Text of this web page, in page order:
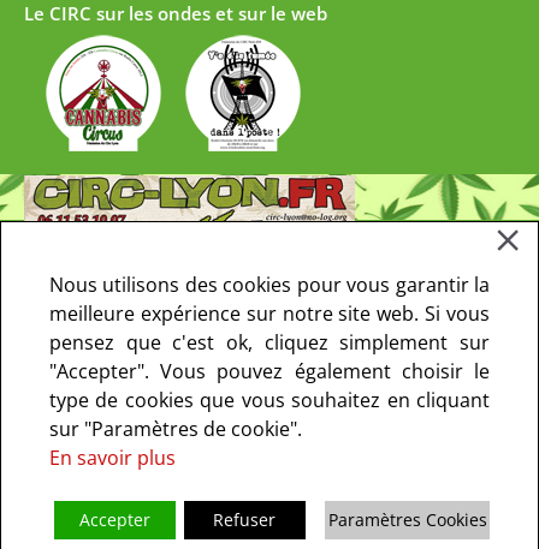
Le CIRC sur les ondes et sur le web
Nous utilisons des cookies pour vous garantir la
meilleure expérience sur notre site web. Si vous
pensez que c'est ok, cliquez simplement sur
"Accepter". Vous pouvez également choisir le
type de cookies que vous souhaitez en cliquant
sur "Paramètres de cookie".
En savoir plus
Accepter Refuser Paramètres Cookies